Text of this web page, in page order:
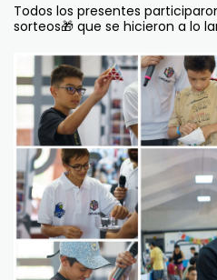
Todos los presentes
sorteos🎁 que se hicieron a lo